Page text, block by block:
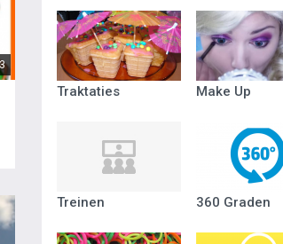
Traktaties Make Up
Treinen 360 Graden